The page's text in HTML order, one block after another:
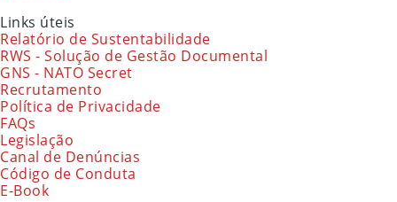
Links úteis
Relatório de Sustentabilidade
RWS - Solução de Gestão Documental
GNS - NATO Secret
Recrutamento
Política de Privacidade
FAQs
Legislação
Canal de Denúncias
Código de Conduta
E-Book